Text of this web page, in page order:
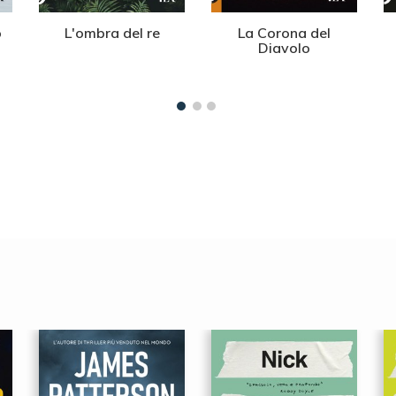
L'ombra del re
La Corona del
Diavolo